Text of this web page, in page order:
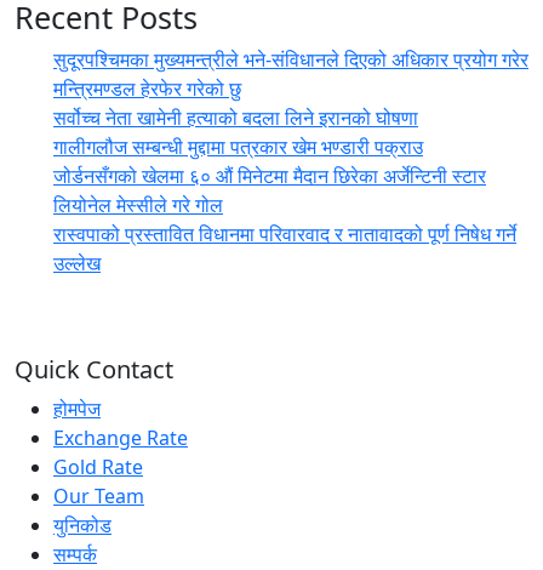
Recent Posts
सुदूरपश्चिमका मुख्यमन्त्रीले भने-संविधानले दिएको अधिकार प्रयोग गरेर
मन्त्रिमण्डल हेरफेर गरेको छु
सर्वोच्च नेता खामेनी हत्याको बदला लिने इरानको घोषणा
गालीगलौज सम्बन्धी मुद्दामा पत्रकार खेम भण्डारी पक्राउ
जोर्डनसँगको खेलमा ६० औं मिनेटमा मैदान छिरेका अर्जेन्टिनी स्टार
लियोनेल मेस्सीले गरे गोल
रास्वपाको प्रस्तावित विधानमा परिवारवाद र नातावादको पूर्ण निषेध गर्ने
उल्लेख
Quick Contact
होमपेज
Exchange Rate
Gold Rate
Our Team
युनिकोड
सम्पर्क